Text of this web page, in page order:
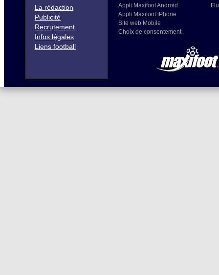
La rédaction
Publicité
Recrutement
Infos légales
Liens football
Appli Maxifoot Android
Appli Maxifoot iPhone
Site web Mobile
Choix de consentement